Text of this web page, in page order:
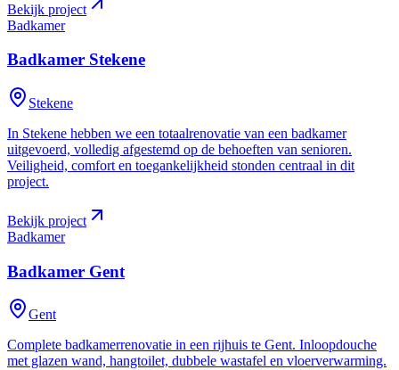
Bekijk project
Badkamer
Badkamer Stekene
Stekene
In Stekene hebben we een totaalrenovatie van een badkamer
uitgevoerd, volledig afgestemd op de behoeften van senioren.
Veiligheid, comfort en toegankelijkheid stonden centraal in dit
project.
Bekijk project
Badkamer
Badkamer Gent
Gent
Complete badkamerrenovatie in een rijhuis te Gent. Inloopdouche
met glazen wand, hangtoilet, dubbele wastafel en vloerverwarming.